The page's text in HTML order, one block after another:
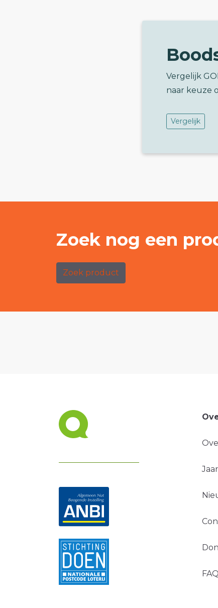
Vergelijk
naar keuze
Vergelijk
Zoek nog een
Zoek product
FAQ